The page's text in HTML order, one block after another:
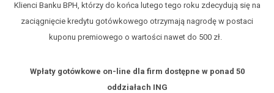
Klienci Banku BPH, którzy do końca lutego tego roku zdecydują się na
zaciągnięcie kredytu gotówkowego otrzymają nagrodę w postaci
kuponu premiowego o wartości nawet do 500 zł.
Wpłaty gotówkowe on-line dla firm dostępne w ponad 50
oddziałach ING